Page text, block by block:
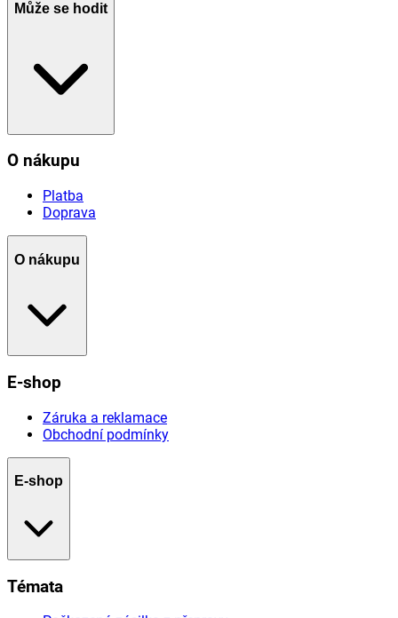
Může se hodit
O nákupu
Platba
Doprava
O nákupu
E-shop
Záruka a reklamace
Obchodní podmínky
E-shop
Témata